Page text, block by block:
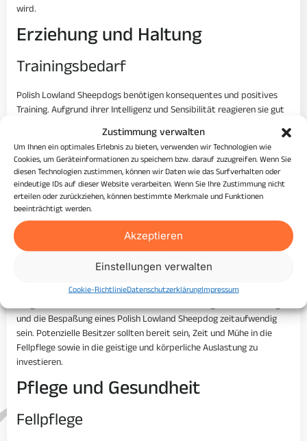
Zustimmung verwalten
Um Ihnen ein optimales Erlebnis zu bieten, verwenden wir Technologien wie
Cookies, um Geräteinformationen zu speichern bzw. darauf zuzugreifen. Wenn Sie
diesen Technologien zustimmen, können wir Daten wie das Surfverhalten oder
eindeutige IDs auf dieser Website verarbeiten. Wenn Sie Ihre Zustimmung nicht
erteilen oder zurückziehen, können bestimmte Merkmale und Funktionen
beeinträchtigt werden.
Akzeptieren
Einstellungen verwalten
Cookie-RichtlinieDatenschutzerklärungImpressum
wird.
Erziehung und Haltung
Trainingsbedarf
Polish Lowland Sheepdogs benötigen konsequentes und positives
Training. Aufgrund ihrer Intelligenz und Sensibilität reagieren sie gut
auf Methoden, die auf Belohnung und Lob basieren. Frühe
Sozialisierung und Gehorsamkeitstraining sind entscheidend, um ihr
Potenzial vollständig auszuschöpfen.
Bewegungsbedarf
Der tägliche Bewegungsbedarf eines Polish Lowland Sheepdog ist
hoch. Diese Hunde benötigen mindestens eine Stunde intensiver
körperlicher Aktivität, ergänzt durch Spielzeiten und kurze
Trainingseinheiten über den Tag verteilt.
Besondere Anforderungen
Aufgrund ihres dichten Fells und ihrer hohen Energie kann die Pflege
und die Bespaßung eines Polish Lowland Sheepdog zeitaufwendig
sein. Potenzielle Besitzer sollten bereit sein, Zeit und Mühe in die
Fellpflege sowie in die geistige und körperliche Auslastung zu
investieren.
Pflege und Gesundheit
Fellpflege